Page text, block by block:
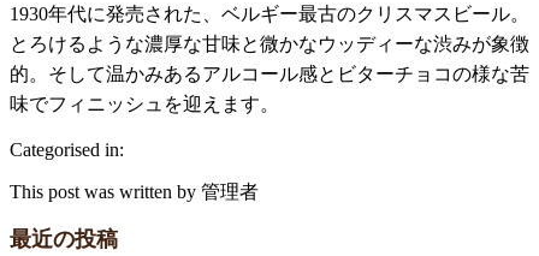
1930年代に発売された、ベルギー最古のクリスマスビール。
とろけるような濃厚な甘味と微かなウッディーな渋みが象徴
的。そして温かみあるアルコール感とビターチョコの様な苦
味でフィニッシュを迎えます。
Categorised in:
This post was written by 管理者
最近の投稿